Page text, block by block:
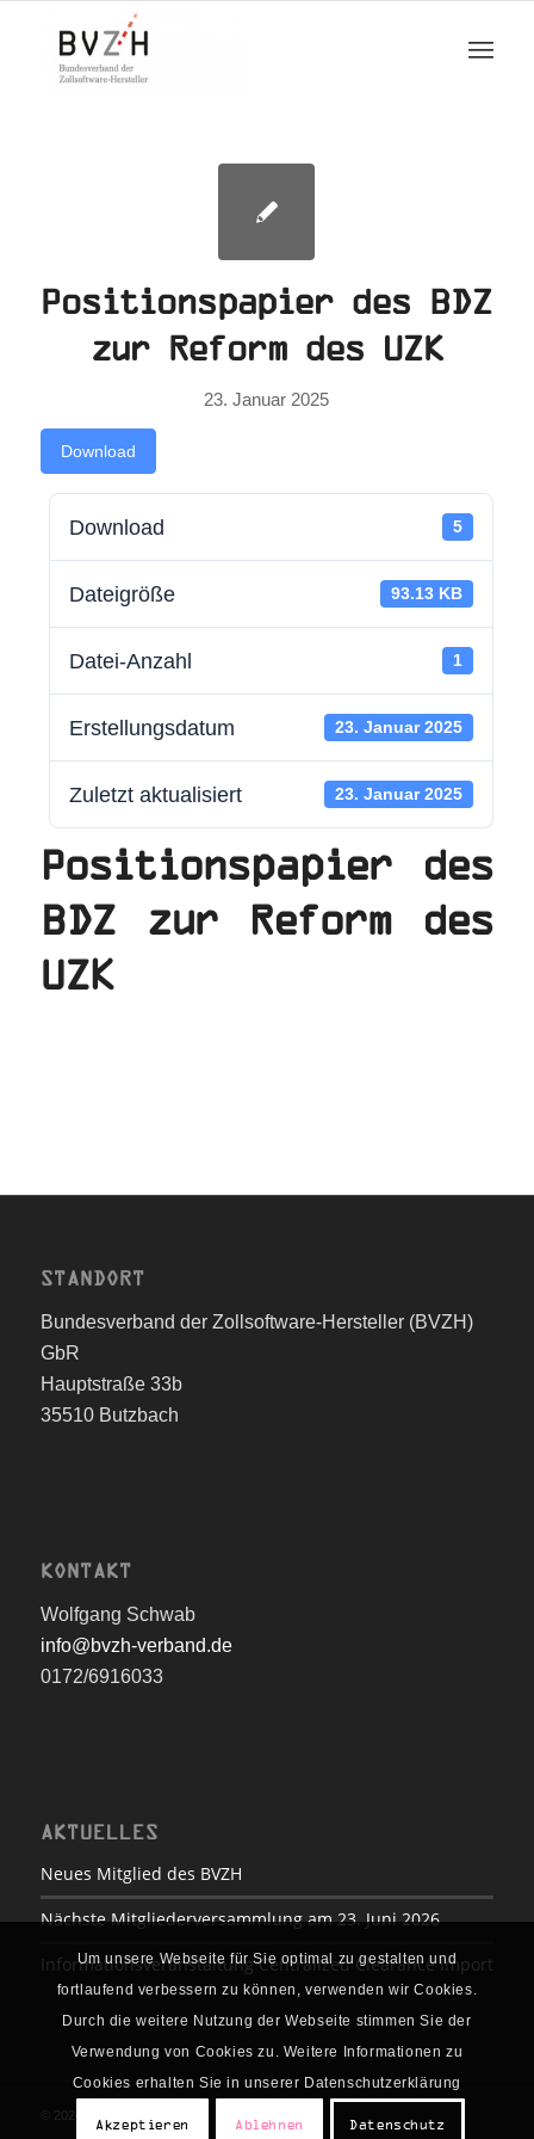
Positionspapier des BDZ
zur Reform des UZK
23. Januar 2025
Download
Download 5
Dateigröße 93.13 KB
Datei-Anzahl 1
Erstellungsdatum 23. Januar 2025
Zuletzt aktualisiert 23. Januar 2025
Positionspapier des
BDZ zur Reform des
UZK
STANDORT
Bundesverband der Zollsoftware-Hersteller (BVZH)
GbR
Hauptstraße 33b
35510 Butzbach
KONTAKT
Wolfgang Schwab
info@bvzh-verband.de
0172/6916033
AKTUELLES
Neues Mitglied des BVZH
Nächste Mitgliederversammlung am 23. Juni 2026
Informationsveranstaltung Centralized Clearance Import
© 2020 BVZH
Um unsere Webseite für Sie optimal zu gestalten und
fortlaufend verbessern zu können, verwenden wir Cookies.
Durch die weitere Nutzung der Webseite stimmen Sie der
Verwendung von Cookies zu. Weitere Informationen zu
Cookies erhalten Sie in unserer Datenschutzerklärung
Akzeptieren Ablehnen Datenschutz